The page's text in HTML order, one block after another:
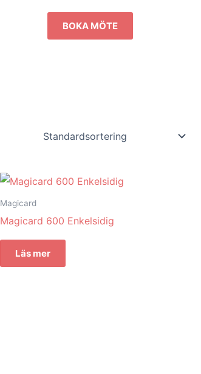
BOKA MÖTE
Magicard
Magicard 600 Enkelsidig
Läs mer